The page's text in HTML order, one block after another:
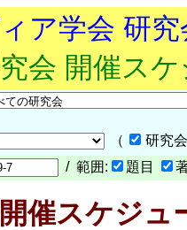
ア学会 研
会 開催ス
（
研究
/ 範囲: 題目
催スケジュ